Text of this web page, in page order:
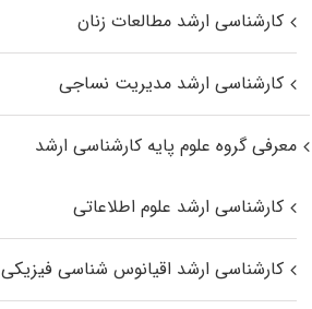
کارشناسی ارشد مطالعات زنان
کارشناسی ارشد مدیریت نساجی
معرفی گروه علوم پایه کارشناسی ارشد
کارشناسی ارشد علوم اطلاعاتی
کارشناسی ارشد اقیانوس‌ شناسی فیزیکی